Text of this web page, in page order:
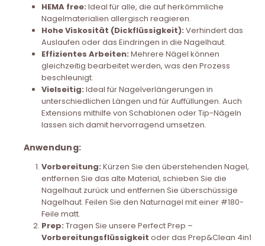
HEMA free: Ideal für alle, die auf herkömmliche
Nagelmaterialien allergisch reagieren.
Hohe Viskosität (Dickflüssigkeit): Verhindert das
Auslaufen oder das Eindringen in die Nagelhaut.
Effizientes Arbeiten: Mehrere Nägel können
gleichzeitig bearbeitet werden, was den Prozess
beschleunigt.
Vielseitig: Ideal für Nagelverlängerungen in
unterschiedlichen Längen und für Auffüllungen. Auch
Extensions mithilfe von Schablonen oder Tip-Nägeln
lassen sich damit hervorragend umsetzen.
Anwendung:
Vorbereitung: Kürzen Sie den überstehenden Nagel,
entfernen Sie das alte Material, schieben Sie die
Nagelhaut zurück und entfernen Sie überschüssige
Nagelhaut. Feilen Sie den Naturnagel mit einer #180-
Feile matt.
Prep: Tragen Sie unsere Perfect Prep –
Vorbereitungsflüssigkeit oder das Prep&Clean 4in1